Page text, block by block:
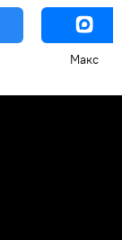
Макс